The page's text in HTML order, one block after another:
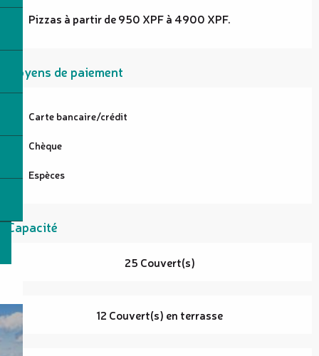
Pizzas à partir de 950 XPF à 4900 XPF.
Moyens de paiement
Carte bancaire/crédit
Chèque
Espèces
Capacité
25 Couvert(s)
12 Couvert(s) en terrasse